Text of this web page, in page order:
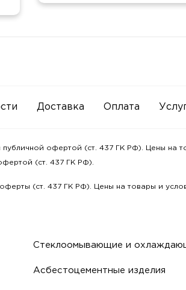
Доставка Оплата
публичной офертой (ст. 437 ГК РФ). Цены на
(ст. 437 ГК РФ).
(ст. 437 ГК РФ). Цены на товары и
Стеклоомывающие и
Асбестоцементные изделия